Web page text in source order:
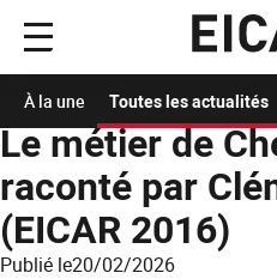
Menu
principal
Le métier de
raconté par
(EICAR 2016)
Publié le20/02/2026
À la une Toutes les actualités